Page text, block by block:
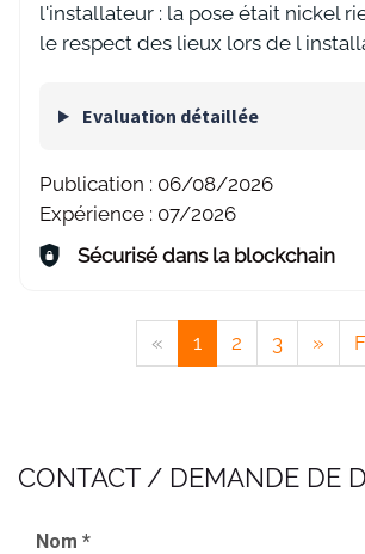
l'installateur : la pose était nickel
le respect des lieux lors de l
Evaluation détaillée
Publication : 06/08/2026
Expérience : 07/2026
Sécurisé dans la blockchain
« 1 2 3 »
CONTACT / DEMANDE DE
Nom *